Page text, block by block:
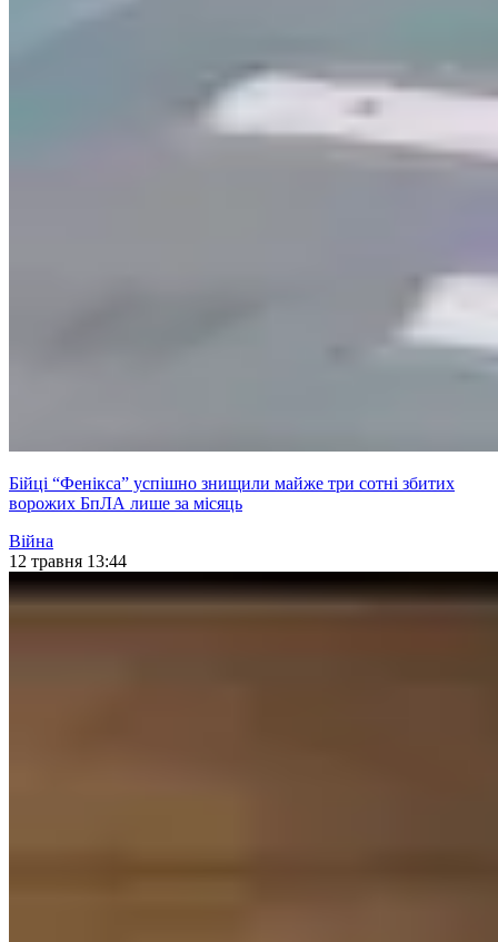
Бійці “Фенікса” успішно знищили майже три сотні збитих
ворожих БпЛА лише за місяць
Війна
12 травня 13:44